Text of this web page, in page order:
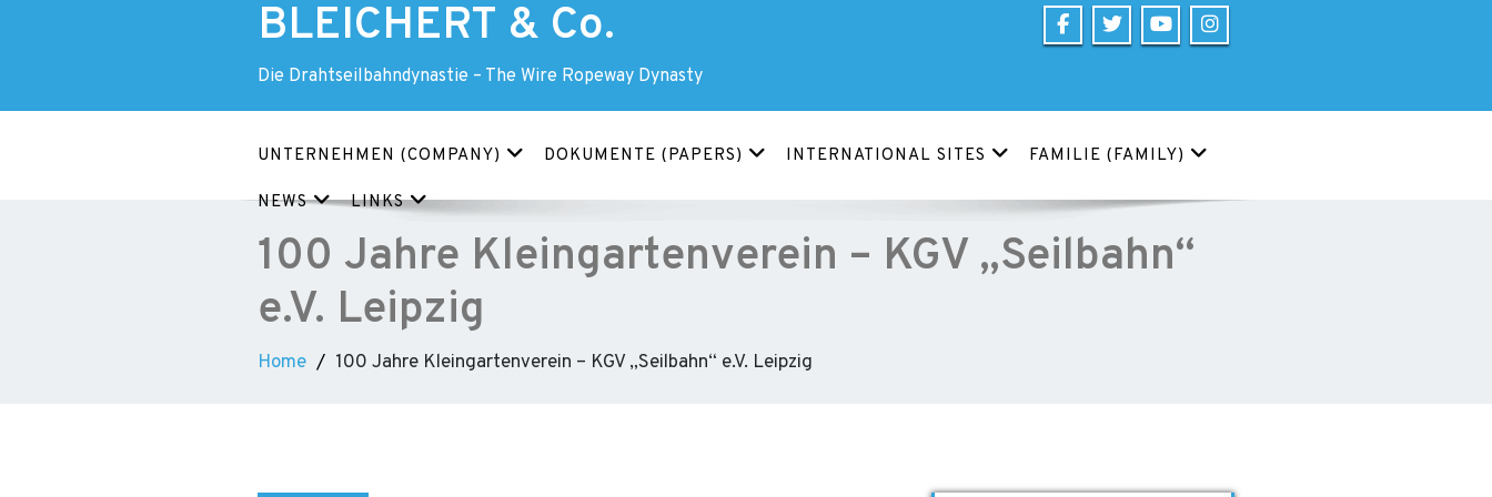
BLEICHERT & Co.
Die Drahtseilbahndynastie – The Wire Ropeway Dynasty
UNTERNEHMEN (COMPANY) DOKUMENTE (PAPERS) INTERNATIONAL SITES FAMILIE (FAMILY)
NEWS LINKS
100 Jahre Kleingartenverein – KGV „Seilbahn“
e.V. Leipzig
Home 100 Jahre Kleingartenverein – KGV „Seilbahn“ e.V. Leipzig